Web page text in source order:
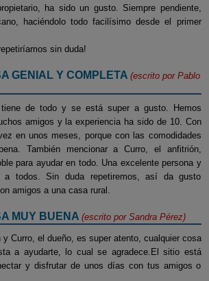
ha sido un gusto. Siempre pendiente,
haciéndolo todo facilísimo desde el primer
sin duda!
GENIAL Y COMPLETA (escrito por Pablo
de todo y se está super a gusto. Hemos
amigos y la experiencia ha sido de 10. Con
en unos meses, porque con las comodidades
También mencionar a Curro, el anfitrión,
para ayudar en todo. Una excelente persona y
a todos. Sin duda repetiremos, así da gusto
amigos a una casa rural.
MUY BUENA (escrito por Sandra Pérez)
Curro, el dueño, es super atento, cualquier cosa
a ayudarte, lo cual se agradece.El sitio está
y disfrutar de unos días con tus amigos o